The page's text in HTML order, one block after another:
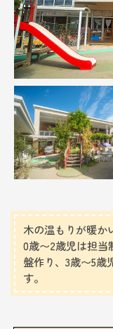
木の温もりが暖か
0歳〜2歳児は担当
盤作り、3歳〜5歳
す。